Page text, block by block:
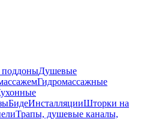
Душевые
Гидромассажные
БидеИнсталляцииШторки на
Трапы, душевые каналы,